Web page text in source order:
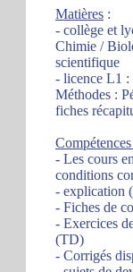
Matières :
- collège et
Chimie /
scientifique
- licence L1 :
Méthodes :
fiches
- Les cours
conditions
- explication
- Fiches de
- Exercices
(TD)
- Corrigés